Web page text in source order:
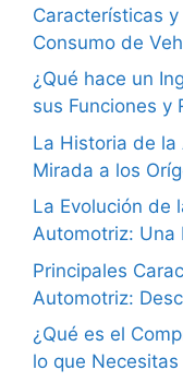
Características
Consumo de
¿Qué hace un
sus Funciones y
La Historia de
Mirada a los
La Evolución de
Automotriz: Una
Principales
Automotriz:
¿Qué es el
lo que